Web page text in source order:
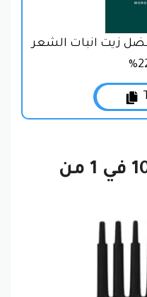
زيت انبات الشعر
زيت شعر متطور 10 في 1 من